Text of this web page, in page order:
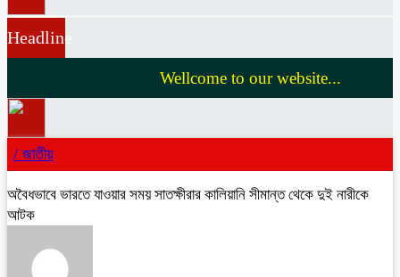
Headline
Wellcome to our website...
/ জাতীয়
অবৈধভাবে ভারতে যাওয়ার সময় সাতক্ষীরার কালিয়ানি সীমান্ত থেকে দুই নারীকে
আটক